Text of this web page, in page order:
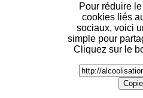
Pour réduire
cookies liés
sociaux, voici
simple pour
Cliquez sur le